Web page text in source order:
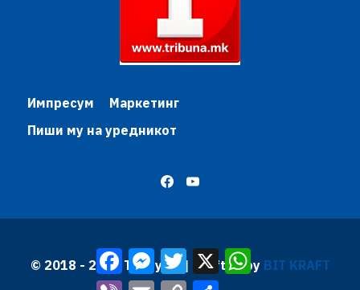
Импресум
Маркетинг
Пиши му на уредникот
© 2018 - 2026 Трибуна | Krafted by BIT KRAFT
FacebookMessenger
TwitterX
Viber
Email Copy